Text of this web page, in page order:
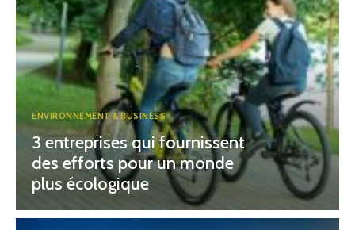
ENVIRONNEMENT & BUSINESS
3 entreprises qui fournissent
des efforts pour un monde
plus écologique